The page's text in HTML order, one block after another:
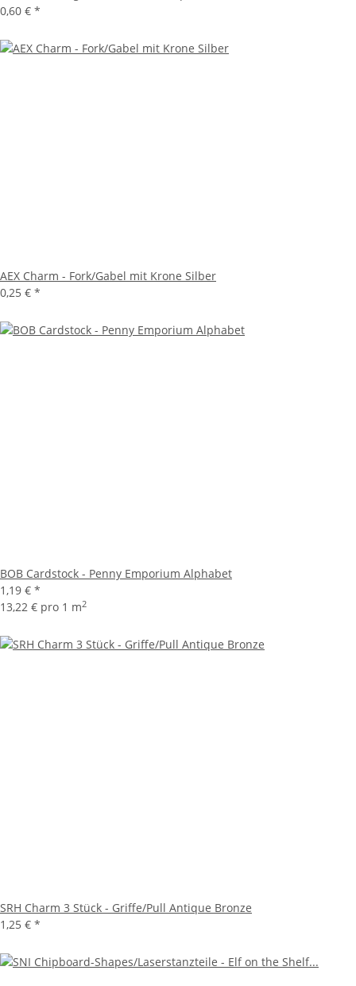
0,60 € *
AEX Charm - Fork/Gabel mit Krone Silber
0,25 € *
BOB Cardstock - Penny Emporium Alphabet
1,19 € *
13,22 € pro 1 m2
SRH Charm 3 Stück - Griffe/Pull Antique Bronze
1,25 € *